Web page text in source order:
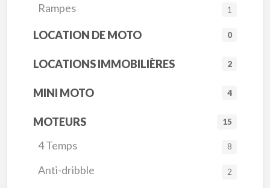
Rampes 1
LOCATION DE MOTO 0
LOCATIONS IMMOBILIÈRES 2
MINI MOTO 4
MOTEURS 15
4 Temps 8
Anti-dribble 2